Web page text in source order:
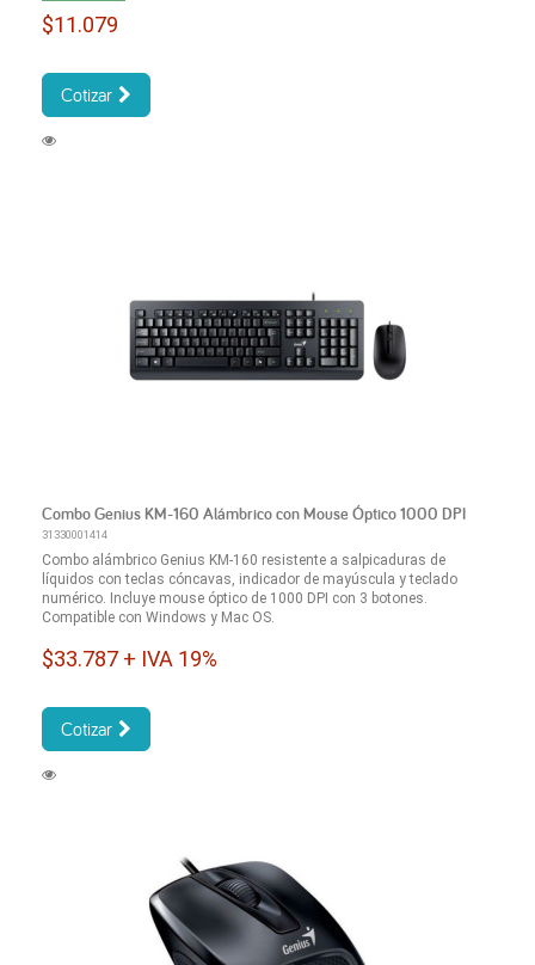
$11.079
Cotizar
Combo Genius KM-160 Alámbrico con Mouse Óptico 1000 DPI
31330001414
Combo alámbrico Genius KM-160 resistente a salpicaduras de
líquidos con teclas cóncavas, indicador de mayúscula y teclado
numérico. Incluye mouse óptico de 1000 DPI con 3 botones.
Compatible con Windows y Mac OS.
$33.787 + IVA 19%
Cotizar